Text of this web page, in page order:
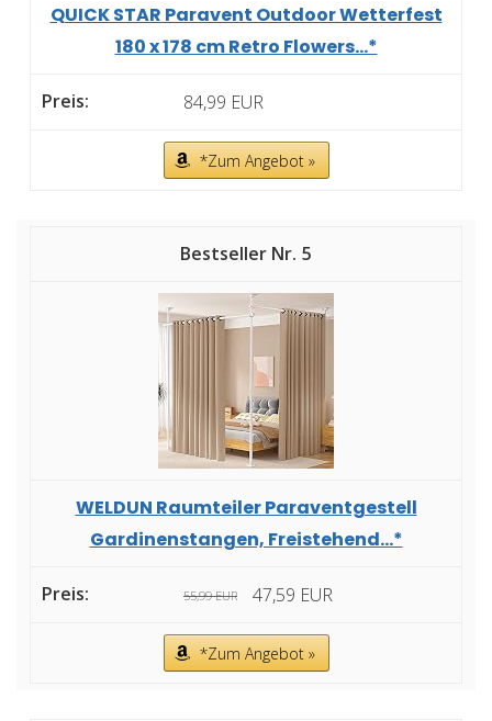
QUICK STAR Paravent Outdoor Wetterfest
180 x 178 cm Retro Flowers...*
84,99 EUR
*Zum Angebot »
5
WELDUN Raumteiler Paraventgestell
Gardinenstangen, Freistehend...*
55,99 EUR 47,59 EUR
*Zum Angebot »